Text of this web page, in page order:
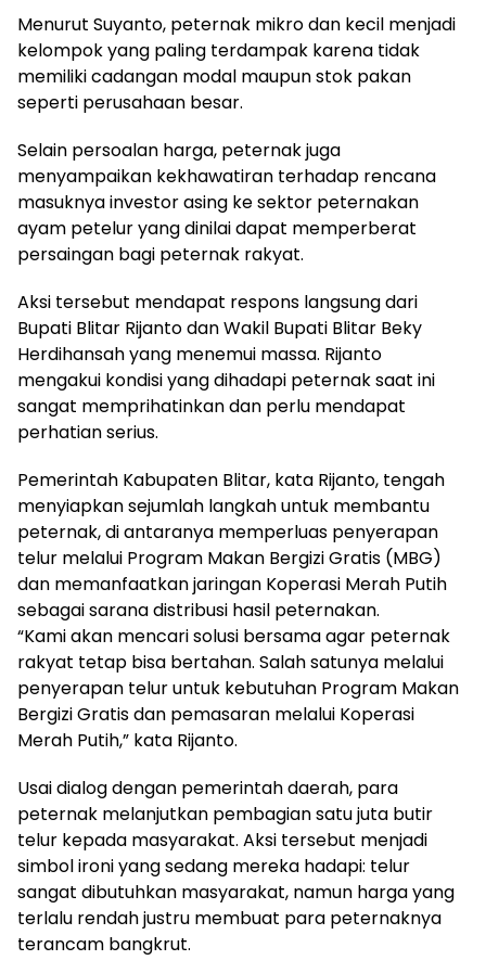
Menurut Suyanto, peternak mikro dan kecil menjadi
kelompok yang paling terdampak karena tidak
memiliki cadangan modal maupun stok pakan
seperti perusahaan besar.
Selain persoalan harga, peternak juga
menyampaikan kekhawatiran terhadap rencana
masuknya investor asing ke sektor peternakan
ayam petelur yang dinilai dapat memperberat
persaingan bagi peternak rakyat.
Aksi tersebut mendapat respons langsung dari
Bupati Blitar Rijanto dan Wakil Bupati Blitar Beky
Herdihansah yang menemui massa. Rijanto
mengakui kondisi yang dihadapi peternak saat ini
sangat memprihatinkan dan perlu mendapat
perhatian serius.
Pemerintah Kabupaten Blitar, kata Rijanto, tengah
menyiapkan sejumlah langkah untuk membantu
peternak, di antaranya memperluas penyerapan
telur melalui Program Makan Bergizi Gratis (MBG)
dan memanfaatkan jaringan Koperasi Merah Putih
sebagai sarana distribusi hasil peternakan.
“Kami akan mencari solusi bersama agar peternak
rakyat tetap bisa bertahan. Salah satunya melalui
penyerapan telur untuk kebutuhan Program Makan
Bergizi Gratis dan pemasaran melalui Koperasi
Merah Putih,” kata Rijanto.
Usai dialog dengan pemerintah daerah, para
peternak melanjutkan pembagian satu juta butir
telur kepada masyarakat. Aksi tersebut menjadi
simbol ironi yang sedang mereka hadapi: telur
sangat dibutuhkan masyarakat, namun harga yang
terlalu rendah justru membuat para peternaknya
terancam bangkrut.